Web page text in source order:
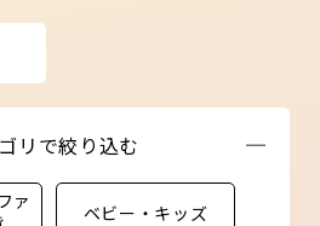
リで絞り込む
ァ
ベビー・キッズ